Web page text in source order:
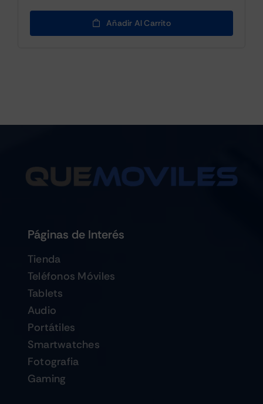
Añadir Al Carrito
Páginas de Interés
Tienda
Teléfonos Móviles
Tablets
Audio
Portátiles
Smartwatches
Fotografia
Gaming